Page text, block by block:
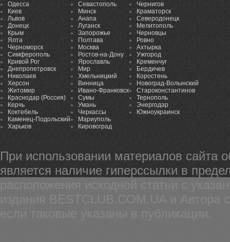
Одесса
Киев
Львов
Донецк
Крым
Ялта
Черноморск
Симферополь
Кривой Рог
Днепропетровск
Николаев
Херсон
Житомир
Краснодар (Россия)
Керчь
Коктебель
Каменец-Подольский
Харьков
Севастополь
Минск
Анапа
Луганск
Запорожье
Полтава
Москва
Ростов-на-Дону
Ярославль
Мир
Хмельницкий
Винница
Ивано-Франковск
Сумы
Умань
Черкассы
Мариуполь
Кировоград
Чернигов
Краматорск
Северодонецк
Мелитополь
Черновцы
Ровно
Ахтырка
Ужгород
Кременчуг
Бердичев
Коростень
Новоград-Волынский
Староконстантинов
Тернополь
Энергодар
Южноукраинск
При использовании материалов сайта
является наличие гиперссылки в
расположения исходной статьи с
издания BESTCLUB.COM.UA и Автора
если таковые указаны в публикации.